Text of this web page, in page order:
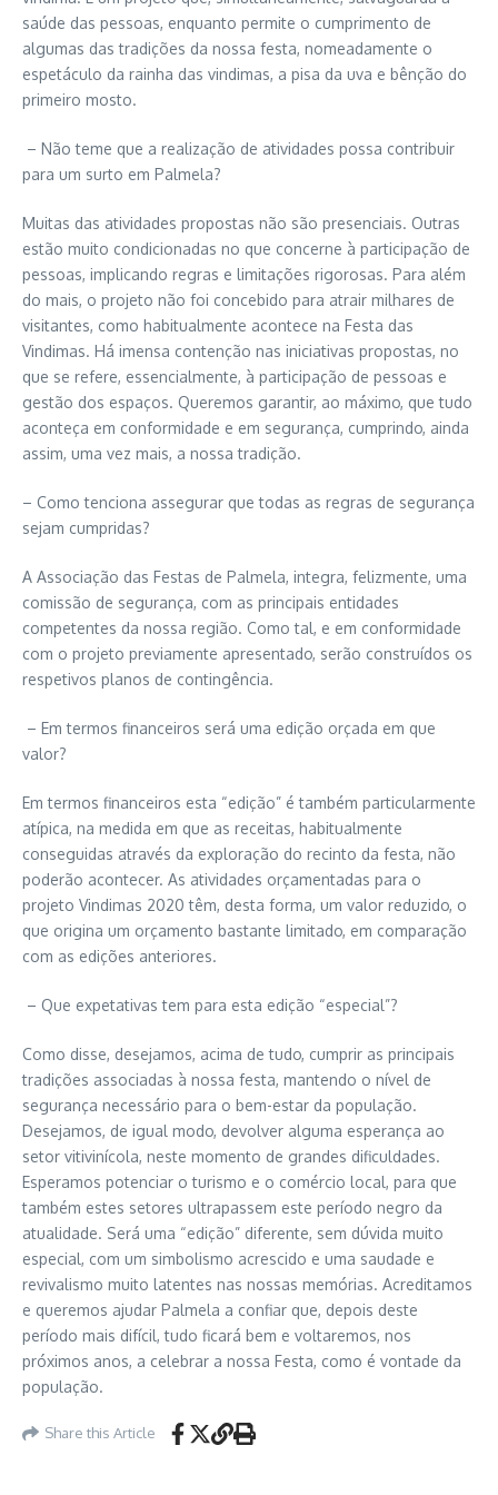
saúde das pessoas, enquanto permite o cumprimento de
algumas das tradições da nossa festa, nomeadamente o
espetáculo da rainha das vindimas, a pisa da uva e bênção do
primeiro mosto.
– Não teme que a realização de atividades possa contribuir
para um surto em Palmela?
Muitas das atividades propostas não são presenciais. Outras
estão muito condicionadas no que concerne à participação de
pessoas, implicando regras e limitações rigorosas. Para além
do mais, o projeto não foi concebido para atrair milhares de
visitantes, como habitualmente acontece na Festa das
Vindimas. Há imensa contenção nas iniciativas propostas, no
que se refere, essencialmente, à participação de pessoas e
gestão dos espaços. Queremos garantir, ao máximo, que tudo
aconteça em conformidade e em segurança, cumprindo, ainda
assim, uma vez mais, a nossa tradição.
– Como tenciona assegurar que todas as regras de segurança
sejam cumpridas?
A Associação das Festas de Palmela, integra, felizmente, uma
comissão de segurança, com as principais entidades
competentes da nossa região. Como tal, e em conformidade
com o projeto previamente apresentado, serão construídos os
respetivos planos de contingência.
– Em termos financeiros será uma edição orçada em que
valor?
Em termos financeiros esta “edição” é também particularmente
atípica, na medida em que as receitas, habitualmente
conseguidas através da exploração do recinto da festa, não
poderão acontecer. As atividades orçamentadas para o
projeto Vindimas 2020 têm, desta forma, um valor reduzido, o
que origina um orçamento bastante limitado, em comparação
com as edições anteriores.
– Que expetativas tem para esta edição “especial”?
Como disse, desejamos, acima de tudo, cumprir as principais
tradições associadas à nossa festa, mantendo o nível de
segurança necessário para o bem-estar da população.
Desejamos, de igual modo, devolver alguma esperança ao
setor vitivinícola, neste momento de grandes dificuldades.
Esperamos potenciar o turismo e o comércio local, para que
também estes setores ultrapassem este período negro da
atualidade. Será uma “edição” diferente, sem dúvida muito
especial, com um simbolismo acrescido e uma saudade e
revivalismo muito latentes nas nossas memórias. Acreditamos
e queremos ajudar Palmela a confiar que, depois deste
período mais difícil, tudo ficará bem e voltaremos, nos
próximos anos, a celebrar a nossa Festa, como é vontade da
população.
Share this Article